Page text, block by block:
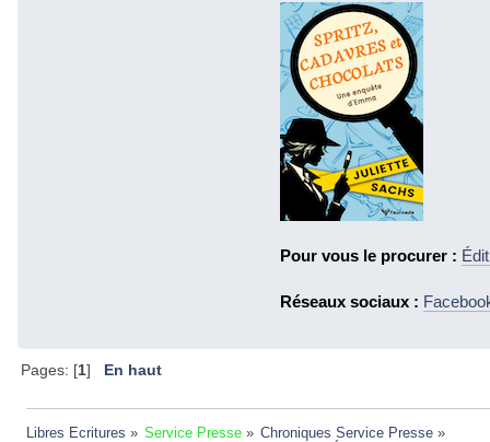
Pour vous le procurer :
Réseaux sociaux :
Pages: [1] En haut
Libres Ecritures » Service Presse» Chroniques Service Presse »